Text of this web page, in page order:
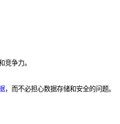
争力。
，而不必担心数据存储和安全的问题。